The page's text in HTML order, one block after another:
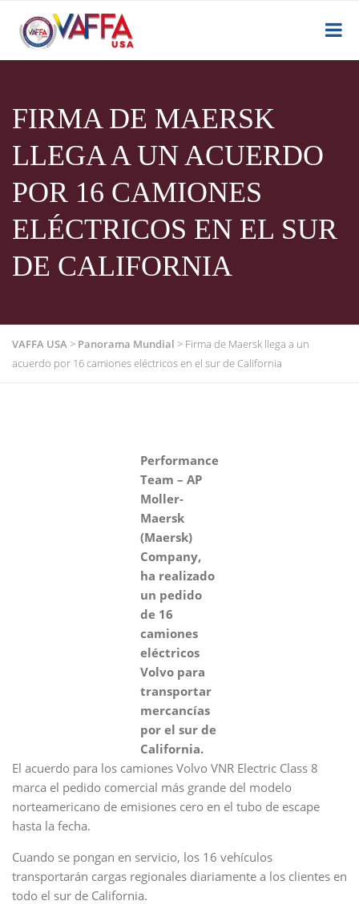
FIRMA DE MAERSK
LLEGA A UN ACUERDO
POR 16 CAMIONES
ELÉCTRICOS EN EL SUR
DE CALIFORNIA
VAFFA USA> Panorama Mundial > Firma de Maersk llega a un
acuerdo por 16 camiones eléctricos en el sur de California
Performance
Team – AP
Moller-
Maersk
(Maersk)
Company,
ha realizado
un pedido
de 16
camiones
eléctricos
Volvo para
transportar
mercancías
por el sur de
California.
El acuerdo para los camiones Volvo VNR Electric Class 8
marca el pedido comercial más grande del modelo
norteamericano de emisiones cero en el tubo de escape
hasta la fecha.
Cuando se pongan en servicio, los 16 vehículos
transportarán cargas regionales diariamente a los clientes en
todo el sur de California.